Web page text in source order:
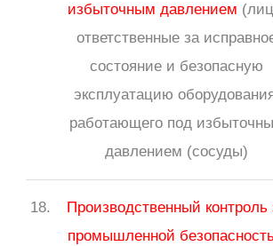
избыточным давлением
ответственные за
состояние и безопасную
эксплуатацию
работающего под
давлением (сосуды)
18.
Производственный контроль
промышленной